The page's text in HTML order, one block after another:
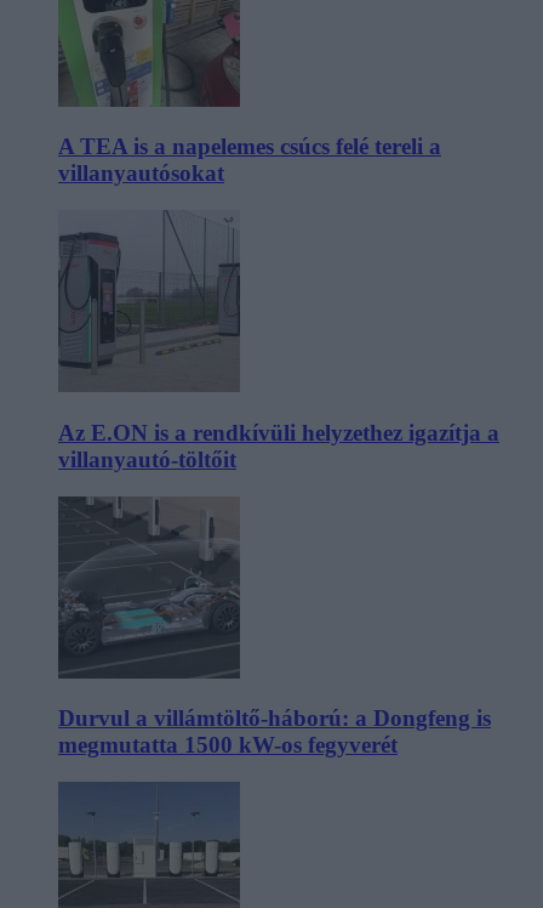
A TEA is a napelemes csúcs felé tereli a
villanyautósokat
Az E.ON is a rendkívüli helyzethez igazítja a
villanyautó-töltőit
Durvul a villámtöltő-háború: a Dongfeng is
megmutatta 1500 kW-os fegyverét